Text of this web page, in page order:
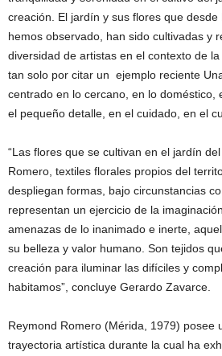
creación. El jardín y sus flores que desde
hemos observado, han sido cultivadas y
diversidad de artistas en el contexto de
tan solo por citar un ejemplo reciente
centrado en lo cercano, en lo doméstico,
el pequeño detalle, en el cuidado, en el
“Las flores que se cultivan en el jardín
Romero, textiles florales propios del
despliegan formas, bajo circunstancias
representan un ejercicio de la
amenazas de lo inanimado e inerte,
su belleza y valor humano. Son tejidos
creación para iluminar las difíciles y
habitamos”, concluye Gerardo Zavarce.
Reymond Romero (Mérida, 1979) posee
trayectoria artística durante la cual ha